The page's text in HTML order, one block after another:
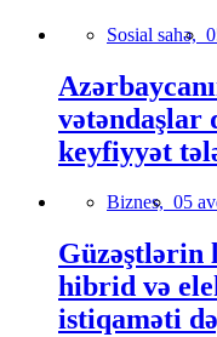
Sosial sahə,
vətəndaşlar
keyfiyyət
Biznes, 05
Güzəştlərin
hibrid və
istiqaməti